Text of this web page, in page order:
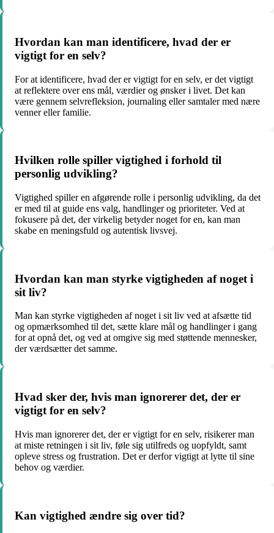
Hvordan kan man identificere, hvad der er
vigtigt for en selv?
For at identificere, hvad der er vigtigt for en selv, er det vigtigt
at reflektere over ens mål, værdier og ønsker i livet. Det kan
være gennem selvrefleksion, journaling eller samtaler med nære
venner eller familie.
Hvilken rolle spiller vigtighed i forhold til
personlig udvikling?
Vigtighed spiller en afgørende rolle i personlig udvikling, da det
er med til at guide ens valg, handlinger og prioriteter. Ved at
fokusere på det, der virkelig betyder noget for en, kan man
skabe en meningsfuld og autentisk livsvej.
Hvordan kan man styrke vigtigheden af noget i
sit liv?
Man kan styrke vigtigheden af noget i sit liv ved at afsætte tid
og opmærksomhed til det, sætte klare mål og handlinger i gang
for at opnå det, og ved at omgive sig med støttende mennesker,
der værdsætter det samme.
Hvad sker der, hvis man ignorerer det, der er
vigtigt for en selv?
Hvis man ignorerer det, der er vigtigt for en selv, risikerer man
at miste retningen i sit liv, føle sig utilfreds og uopfyldt, samt
opleve stress og frustration. Det er derfor vigtigt at lytte til sine
behov og værdier.
Kan vigtighed ændre sig over tid?